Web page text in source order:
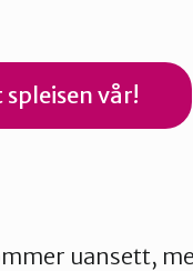
vår!
uansett,